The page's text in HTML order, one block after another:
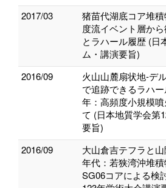
2017/03
猪苗代湖底コア堆
度流イベント層か
とラハール履歴 (日
ム・講演要旨)
2016/09
火山山麓扇状地-デ
で追跡できるラハ
年：高頻度小規模
て (日本地質学会第
要旨)
2016/09
大山倉吉テフラと
年代：若狭湾沖堆
SG06コアによる検